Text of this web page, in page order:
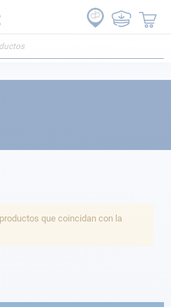
que coincidan con la